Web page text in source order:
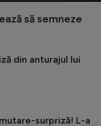
să semneze
din anturajul lui
surpriză! L-a